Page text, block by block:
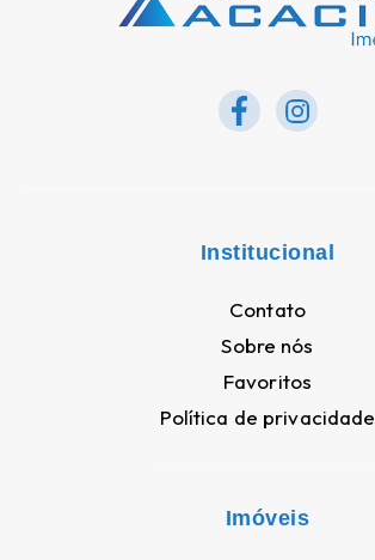
Institucional
Contato
Sobre nós
Favoritos
Política de privacidade
Imóveis